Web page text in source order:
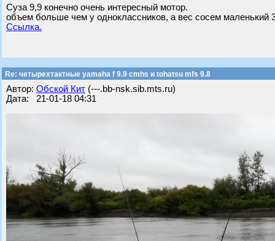
Суза 9,9 конечно очень интересный мотор.
объем больше чем у одноклассников, а вес сосем маленький
Ссылка.
Re: четырехтактные yamaha f 9.9 cmhs и tohatsu mfs 9.8
Автор: Обской Кит (---.bb-nsk.sib.mts.ru)
Дата: 21-01-18 04:31